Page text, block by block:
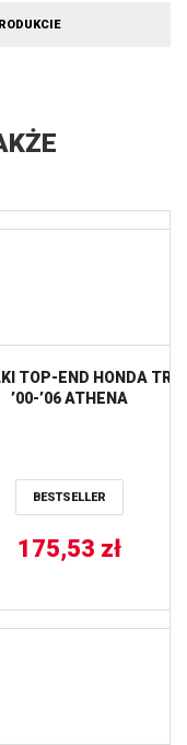
TOP-END HONDA TRX
’00-’06 ATHENA
BESTSELLER
175,53 zł